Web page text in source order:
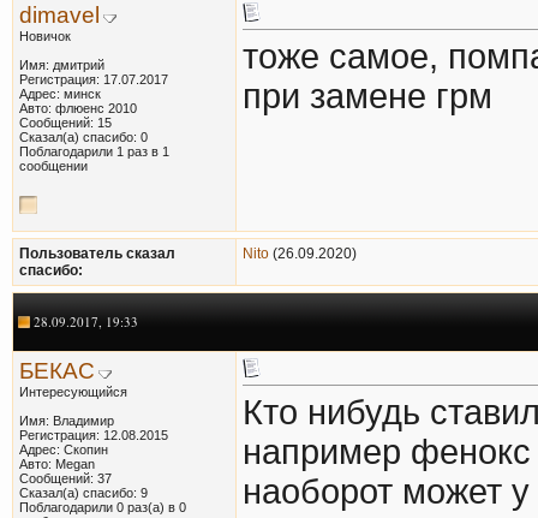
dimavel
Новичок
Имя: дмитрий
Регистрация: 17.07.2017
Адрес: минск
Авто: флюенс 2010
Сообщений: 15
Сказал(а) спасибо: 0
Поблагодарили 1 раз в 1
сообщении
тоже самое,
при замене грм
Пользователь сказал
cпасибо:
Nito (26.09.2020)
28.09.2017, 19:33
БЕКАС
Интересующийся
Имя: Владимир
Регистрация: 12.08.2015
Адрес: Скопин
Авто: Megan
Сообщений: 37
Сказал(а) спасибо: 9
Поблагодарили 0 раз(а) в 0
Кто нибудь
например фенокс
наоборот может